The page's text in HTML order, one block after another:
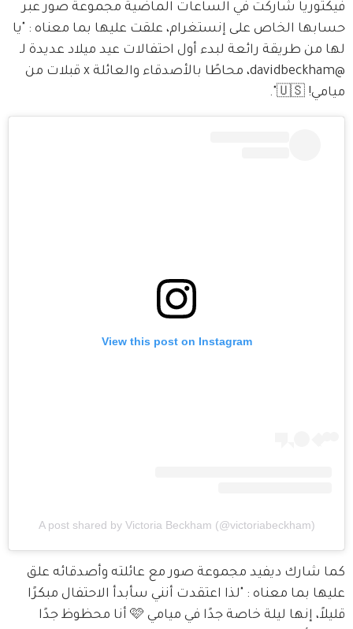
فيكتوريا شاركت في الساعات الماضية مجموعة صور عبر
حسابها الخاص على إنستغرام، علقت عليها بما معناه : "يا
لها من طريقة رائعة لبدء أول احتفالات عيد ميلاد عديدة لـ
@davidbeckham، محاطًا بالأصدقاء والعائلة x قبلات من
ميامي! 🇺🇸".
View this post on Instagram
A post shared by Victoria Beckham (@victoriabeckham)
كما شارك ديفيد مجموعة صور مع عائلته وأصدقائه علق
عليها بما معناه : "لذا اعتقدت أنني سأبدأ الاحتفال مبكرًا
قليلاً، إنها ليلة خاصة جدًا في ميامي 🩷 أنا محظوظ جدًا